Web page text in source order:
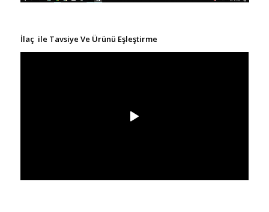
İlaç ile Tavsiye Ve Ürünü Eşleştirme